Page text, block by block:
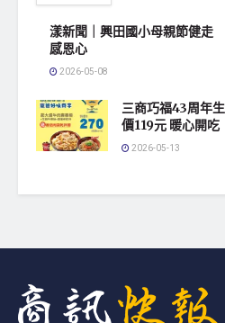
漾新聞｜興田國小母親節健走
感恩心
2026-05-08
三商巧福43周年
價119元 暖心開吃
2026-05-13